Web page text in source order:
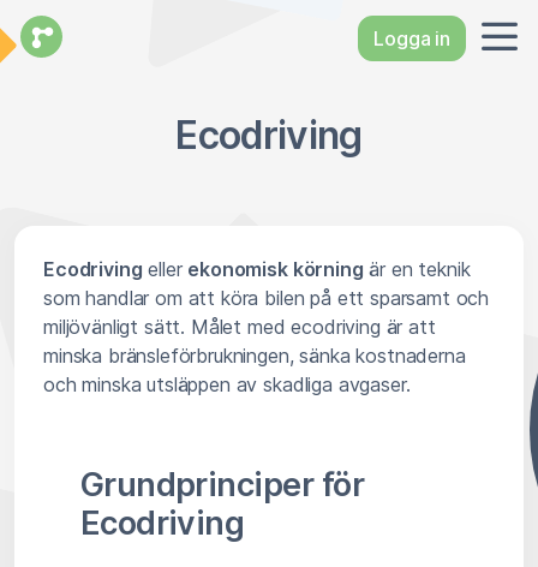
Logga in
Ecodriving
Ecodriving eller ekonomisk körning är en teknik
som handlar om att köra bilen på ett sparsamt och
miljövänligt sätt. Målet med ecodriving är att
minska bränsleförbrukningen, sänka kostnaderna
och minska utsläppen av skadliga avgaser.
Grundprinciper för
Ecodriving